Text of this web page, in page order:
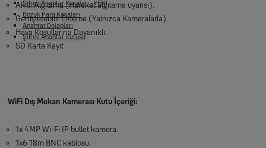
Şifreli Anahtar Kasaları - YENİ
Bozuk Para Kasaları
Anahtar Dolapları
Şifreli Anahtar Kutusu
Akıllı Algılama (Hareket algılama uyarısı).
Genişletebilir Ekleme (Yalnızca Kameralarla).
Hava Koşullarına Dayanıklı.
SD Karta Kayıt
WiFi Dış Mekan Kamerası Kutu İçeriği:
1x 4MP Wi-Fi IP bullet kamera.
1x6 18m BNC kablosu.